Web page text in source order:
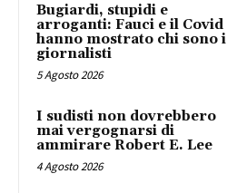
Bugiardi, stupidi e
arroganti: Fauci e il Covid
hanno mostrato chi sono i
giornalisti
5 Agosto 2026
I sudisti non dovrebbero
mai vergognarsi di
ammirare Robert E. Lee
4 Agosto 2026